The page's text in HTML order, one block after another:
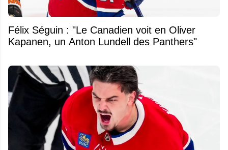
Félix Séguin : "Le Canadien voit en Oliver
Kapanen, un Anton Lundell des Panthers"